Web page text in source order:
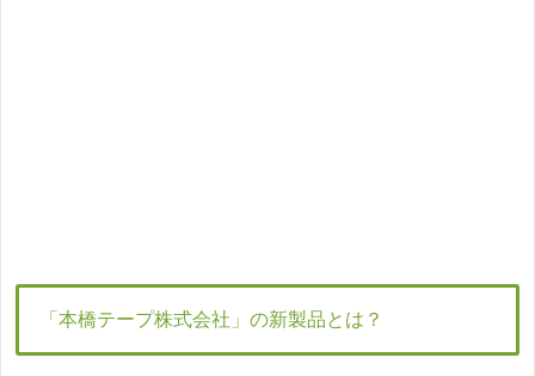
「本橋テープ株式会社」の新製品とは？